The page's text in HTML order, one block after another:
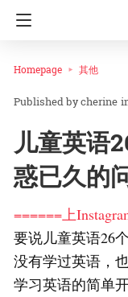
Homepage 其他
cherine
儿童英语
惑已久的
======上
要说儿童英语26
没有学过英语，
学习英语的简单